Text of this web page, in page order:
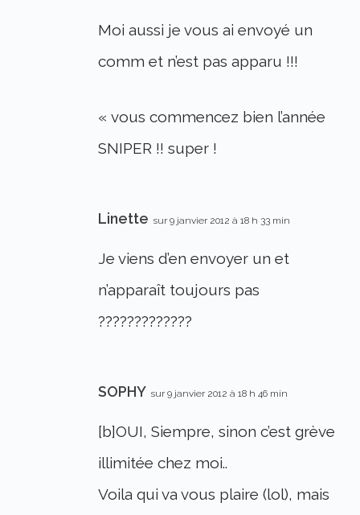
Moi aussi je vous ai envoyé un
comm et n’est pas apparu !!!
« vous commencez bien l’année
SNIPER !! super !
Linette sur 9 janvier 2012 à 18 h 33 min
Je viens d’en envoyer un et
n’apparaît toujours pas
?????????????
SOPHY sur 9 janvier 2012 à 18 h 46 min
[b]OUI, Siempre, sinon c’est grève
illimitée chez moi..
Voila qui va vous plaire (lol), mais